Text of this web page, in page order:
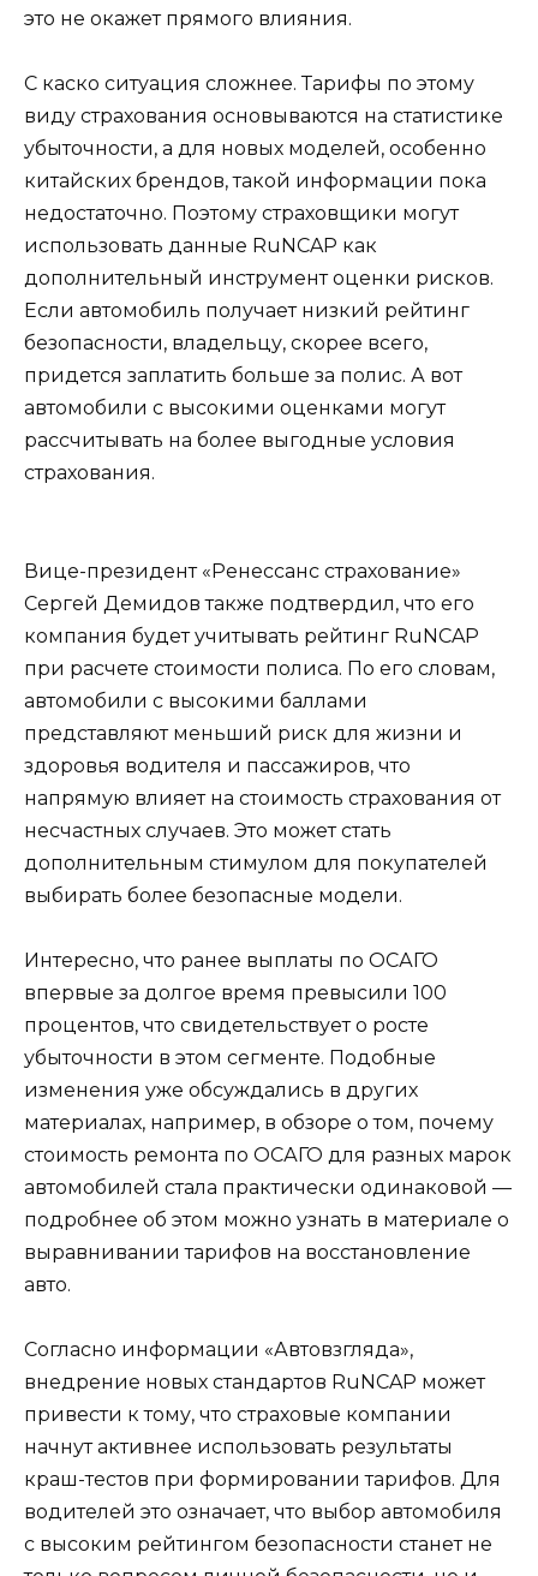
это не окажет прямого влияния.
С каско ситуация сложнее. Тарифы по этому
виду страхования основываются на статистике
убыточности, а для новых моделей, особенно
китайских брендов, такой информации пока
недостаточно. Поэтому страховщики могут
использовать данные RuNCAP как
дополнительный инструмент оценки рисков.
Если автомобиль получает низкий рейтинг
безопасности, владельцу, скорее всего,
придется заплатить больше за полис. А вот
автомобили с высокими оценками могут
рассчитывать на более выгодные условия
страхования.
Вице-президент «Ренессанс страхование»
Сергей Демидов также подтвердил, что его
компания будет учитывать рейтинг RuNCAP
при расчете стоимости полиса. По его словам,
автомобили с высокими баллами
представляют меньший риск для жизни и
здоровья водителя и пассажиров, что
напрямую влияет на стоимость страхования от
несчастных случаев. Это может стать
дополнительным стимулом для покупателей
выбирать более безопасные модели.
Интересно, что ранее выплаты по ОСАГО
впервые за долгое время превысили 100
процентов, что свидетельствует о росте
убыточности в этом сегменте. Подобные
изменения уже обсуждались в других
материалах, например, в обзоре о том, почему
стоимость ремонта по ОСАГО для разных марок
автомобилей стала практически одинаковой —
подробнее об этом можно узнать в материале о
выравнивании тарифов на восстановление
авто.
Согласно информации «Автовзгляда»,
внедрение новых стандартов RuNCAP может
привести к тому, что страховые компании
начнут активнее использовать результаты
краш-тестов при формировании тарифов. Для
водителей это означает, что выбор автомобиля
с высоким рейтингом безопасности станет не